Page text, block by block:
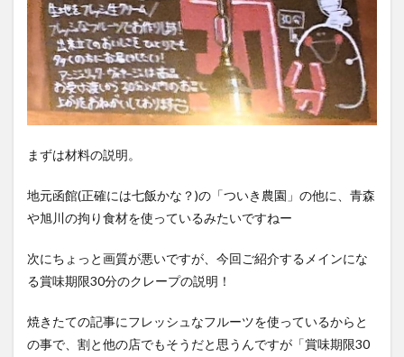
まずは材料の説明。
地元函館(正確には七飯かな？)の「ついき農園」の他に、青森
や旭川の拘り食材を使っているみたいですねー
次にちょっと画質が悪いですが、今回ご紹介するメインにな
る賞味期限30分のクレープの説明！
焼きたての記事にフレッシュなフルーツを使っているからと
の事で、割と他の店でもそうだと思うんですが「賞味期限30